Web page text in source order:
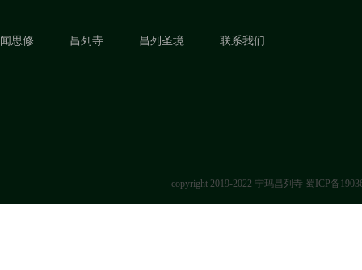
闻思修 昌列寺 昌列圣境 联系我们
copyright 2019-2022 宁玛昌列寺 蜀ICP备